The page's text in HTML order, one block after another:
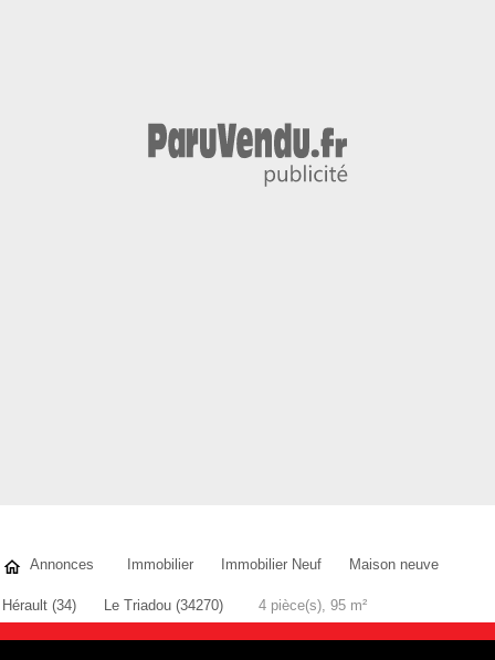
Annonces Immobilier Immobilier Neuf Maison neuve
Hérault (34) Le Triadou (34270) 4 pièce(s), 95 m²